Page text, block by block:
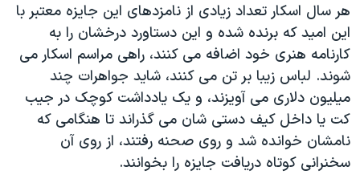
قانون شفافیت دارائی کادر رهبری ایران
اعتراضات مردمی آبان ۹۸
اسرائیل در جنگ
نرگس محمدی برنده جایزه نوبل صلح
همایش محافظه‌کاران آمریکا «سی‌پک»
صفحه‌های ویژه
هر سال اسکار تعداد زیادی از نامزدهای این جایزه معتبر با
این امید که برنده شده و این دستاورد درخشان را به
کارنامه هنری خود اضافه می کنند، راهی مراسم اسکار می
شوند. لباس زیبا بر تن می کنند، شاید جواهرات چند
میلیون دلاری می آویزند، و یک یادداشت کوچک در جیب
کت یا داخل کیف دستی شان می گذراند تا هنگامی که
نامشان خوانده شد و روی صحنه رفتند، از روی آن
سخنرانی کوتاه دریافت جایزه را بخوانند.